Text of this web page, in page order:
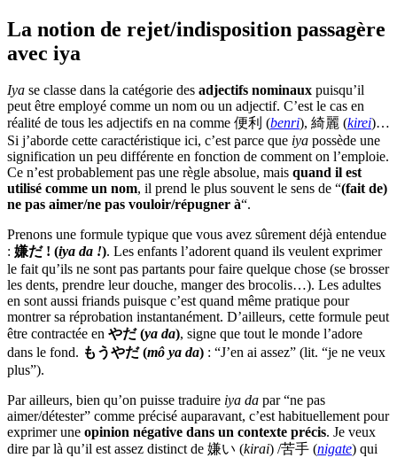
La notion de rejet/indisposition passagère
avec iya
Iya se classe dans la catégorie des adjectifs nominaux puisqu’il
peut être employé comme un nom ou un adjectif. C’est le cas en
réalité de tous les adjectifs en na comme 便利 (benri), 綺麗 (kirei)…
Si j’aborde cette caractéristique ici, c’est parce que iya possède une
signification un peu différente en fonction de comment on l’emploie.
Ce n’est probablement pas une règle absolue, mais quand il est
utilisé comme un nom, il prend le plus souvent le sens de “(fait de)
ne pas aimer/ne pas vouloir/répugner à“.
Prenons une formule typique que vous avez sûrement déjà entendue
: 嫌だ ! (iya da !). Les enfants l’adorent quand ils veulent exprimer
le fait qu’ils ne sont pas partants pour faire quelque chose (se brosser
les dents, prendre leur douche, manger des brocolis…). Les adultes
en sont aussi friands puisque c’est quand même pratique pour
montrer sa réprobation instantanément. D’ailleurs, cette formule peut
être contractée en やだ (ya da), signe que tout le monde l’adore
dans le fond. もうやだ (mô ya da) : “J’en ai assez” (lit. “je ne veux
plus”).
Par ailleurs, bien qu’on puisse traduire iya da par “ne pas
aimer/détester” comme précisé auparavant, c’est habituellement pour
exprimer une opinion négative dans un contexte précis. Je veux
dire par là qu’il est assez distinct de 嫌い (kirai) /苦手 (nigate) qui